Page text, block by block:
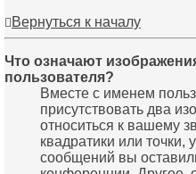
Вернуться к началу
Что означают
пользователя?
Вместе с именем
присутствовать два
относиться к вашему
квадратики или точки,
сообщений вы